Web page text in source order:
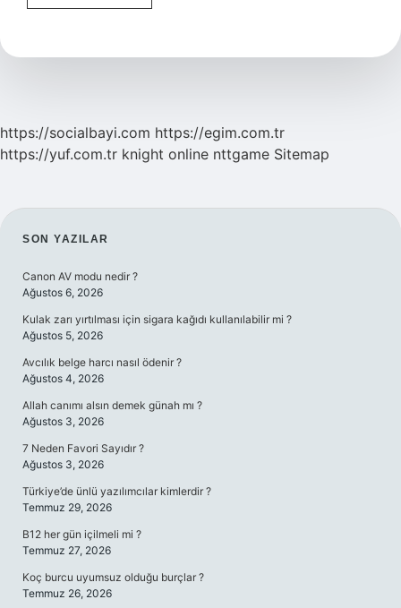
Suresi
Ne
https://socialbayi.com https://egim.com.tr
https://yuf.com.tr knight online nttgame Sitemap
SIDEBAR
SON YAZILAR
Canon AV modu nedir ?
Ağustos 6, 2026
Kulak zarı yırtılması için sigara kağıdı kullanılabilir mi ?
Ağustos 5, 2026
Avcılık belge harcı nasıl ödenir ?
Ağustos 4, 2026
Allah canımı alsın demek günah mı ?
Ağustos 3, 2026
7 Neden Favori Sayıdır ?
Ağustos 3, 2026
Türkiye’de ünlü yazılımcılar kimlerdir ?
Temmuz 29, 2026
B12 her gün içilmeli mi ?
Temmuz 27, 2026
Koç burcu uyumsuz olduğu burçlar ?
Temmuz 26, 2026